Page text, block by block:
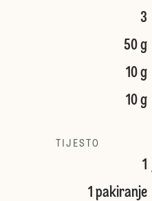
3
50 g
10 g
10 g
TIJESTO
1
1 pakiranje